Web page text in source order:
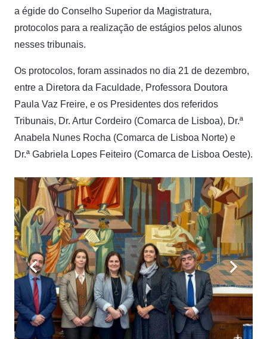
a égide do Conselho Superior da Magistratura,
protocolos para a realização de estágios pelos alunos
nesses tribunais.
Os protocolos, foram assinados no dia 21 de dezembro,
entre a Diretora da Faculdade, Professora Doutora
Paula Vaz Freire, e os Presidentes dos referidos
Tribunais, Dr. Artur Cordeiro (Comarca de Lisboa), Dr.ª
Anabela Nunes Rocha (Comarca de Lisboa Norte) e
Dr.ª Gabriela Lopes Feiteiro (Comarca de Lisboa Oeste).